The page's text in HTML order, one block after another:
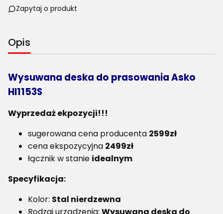
Zapytaj o produkt
Opis
Wysuwana deska do prasowania Asko
HI1153S
Wyprzedaż ekpozycji!!!
sugerowana cena producenta 2599zł
cena ekspozycyjna 2499zł
łącznik w stanie idealnym
Specyfikacja:
Kolor: Stal nierdzewna
Rodzaj urządzenia: Wysuwana deska do